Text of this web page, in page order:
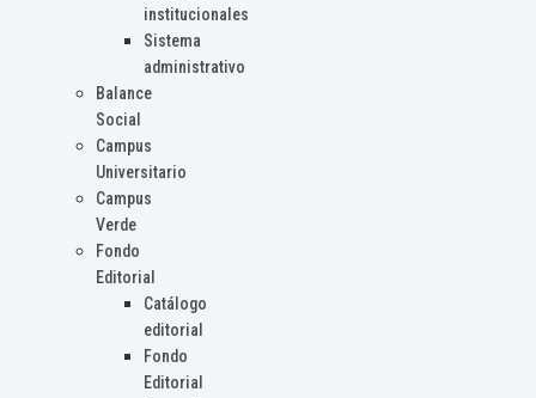
institucionales
Sistema
administrativo
Balance
Social
Campus
Universitario
Campus
Verde
Fondo
Editorial
Catálogo
editorial
Fondo
Editorial